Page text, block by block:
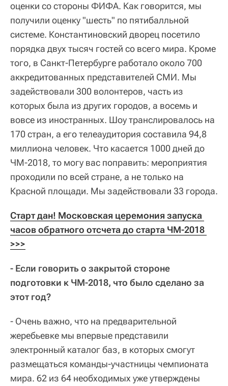
оценки со стороны ФИФА. Как говорится, мы
получили оценку "шесть" по пятибалльной
системе. Константиновский дворец посетило
порядка двух тысяч гостей со всего мира. Кроме
того, в Санкт-Петербурге работало около 700
аккредитованных представителей СМИ. Мы
задействовали 300 волонтеров, часть из
которых была из других городов, а восемь и
вовсе из иностранных. Шоу транслировалось на
170 стран, а его телеаудитория составила 94,8
миллиона человек. Что касается 1000 дней до
ЧМ-2018, то могу вас поправить: мероприятия
проходили по всей стране, а не только на
Красной площади. Мы задействовали 33 города.
Старт дан! Московская церемония запуска
часов обратного отсчета до старта ЧМ-2018
>>>
- Если говорить о закрытой стороне
подготовки к ЧМ-2018, что было сделано за
этот год?
- Очень важно, что на предварительной
жеребьевке мы впервые представили
электронный каталог баз, в которых смогут
размещаться команды-участницы чемпионата
мира. 62 из 64 необходимых уже утверждены